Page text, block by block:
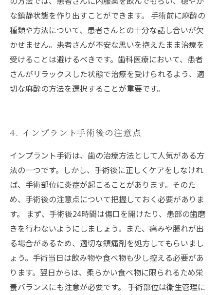
な鎮静状態を作り出すことができます。 手術前に麻酔の
種類や方法について、患者さんとの十分な話し合いが欠
かせません。患者さんが不安な思いを抱えたまま治療を
受けることは避けるべきです。歯科医療において、患者
さんがリラックスした状態で治療を受けられるよう、適
切な麻酔の方法を選択することが重要です。
4. インプラント手術後の注意点
インプラント手術は、歯の治療方法として人気がある方
法の一つです。しかし、手術後に正しくケアをしなけれ
ば、手術部位に炎症が起こることがあります。そのた
め、手術後の注意点について把握しておく必要がありま
す。 まず、手術後24時間は傷口を開けたり、患部の歯磨
きを行わないようにしましょう。また、痛みや腫れが出
る場合があるため、適切な鎮痛剤を処方してもらいまし
ょう。手術当日は飲み物や食べ物も少し控える必要があ
ります。翌日からは、柔らかい食べ物に限られるため栄
養バランスにも注意が必要です。 手術部位は衛生管理に